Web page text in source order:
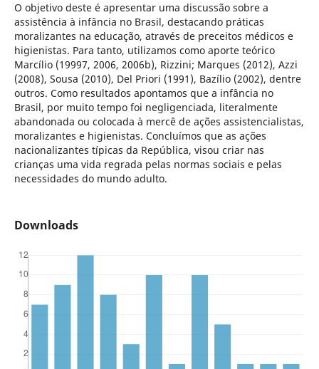
O objetivo deste é apresentar uma discussão sobre a
assistência à infância no Brasil, destacando práticas
moralizantes na educação, através de preceitos médicos e
higienistas. Para tanto, utilizamos como aporte teórico
Marcílio (19997, 2006, 2006b), Rizzini; Marques (2012), Azzi
(2008), Sousa (2010), Del Priori (1991), Bazílio (2002), dentre
outros. Como resultados apontamos que a infância no
Brasil, por muito tempo foi negligenciada, literalmente
abandonada ou colocada à mercê de ações assistencialistas,
moralizantes e higienistas. Concluímos que as ações
nacionalizantes típicas da República, visou criar nas
crianças uma vida regrada pelas normas sociais e pelas
necessidades do mundo adulto.
Downloads